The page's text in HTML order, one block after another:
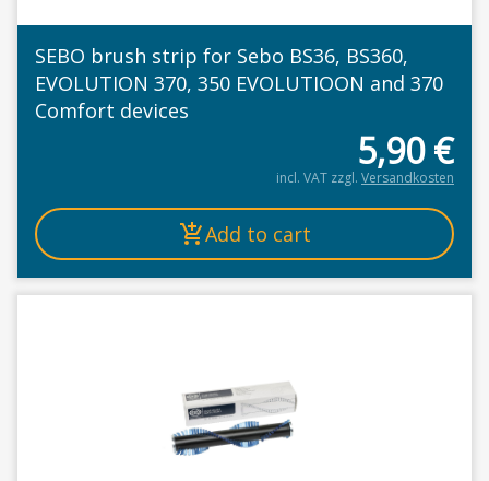
SEBO brush strip for Sebo BS36, BS360,
EVOLUTION 370, 350 EVOLUTIOON and 370
Comfort devices
5,90€
incl. VAT zzgl. Versandkosten
Add to cart